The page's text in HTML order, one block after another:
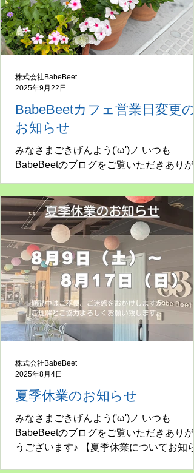
をお掛けいたしますが、何卒ご理解・ご協
力お願いいたします。 株式会社
公式LINEアカウント 友達登録をして最新
報をチェック！ お問い合わせもこちらの
LINE 公式アカウント ☆ナオミキャンベル
Instagramアカウント☆
https://instagram.com/bbeet_cambell?
igshid=YmMyMTA2M2Y= ☆ビート
Instagramアカウント☆ https://
BabeBeetカフェ営業日変更の
お知らせ
みなさまごきげんよう('ω')ノ いつも
BabeBeetのブログをご覧いただきありが
変更のお知らせです。 これまで平日のみ
営業でしたが、諸事情により 2025年10月
ら...
株式会社BabeBeet
2025年9月22日
夏季休業のお知らせ
みなさまごきげんよう('ω')ノ いつも
BabeBeetのブログをご覧いただきありが
うございます♪ 【夏季休業についてお知ら
株式会社BabeBeet
2025年8月4日